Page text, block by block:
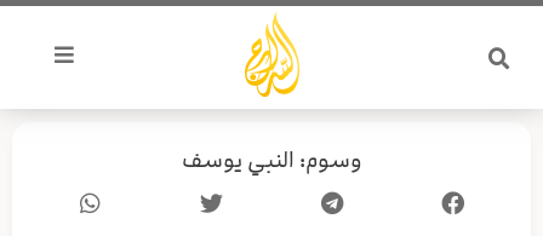
تخطي
المحتوى
وسوم: النبي يوسف